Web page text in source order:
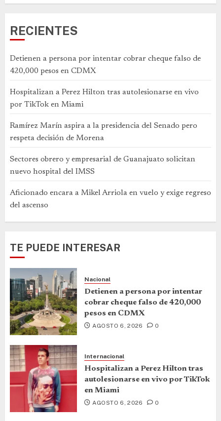
RECIENTES
Detienen a persona por intentar cobrar cheque falso de
420,000 pesos en CDMX
Hospitalizan a Perez Hilton tras autolesionarse en vivo
por TikTok en Miami
Ramírez Marín aspira a la presidencia del Senado pero
respeta decisión de Morena
Sectores obrero y empresarial de Guanajuato solicitan
nuevo hospital del IMSS
Aficionado encara a Mikel Arriola en vuelo y exige regreso
del ascenso
TE PUEDE INTERESAR
Nacional
Detienen a persona por intentar
cobrar cheque falso de 420,000
pesos en CDMX
AGOSTO 6, 2026 0
Internacional
Hospitalizan a Perez Hilton tras
autolesionarse en vivo por TikTok
en Miami
AGOSTO 6, 2026 0